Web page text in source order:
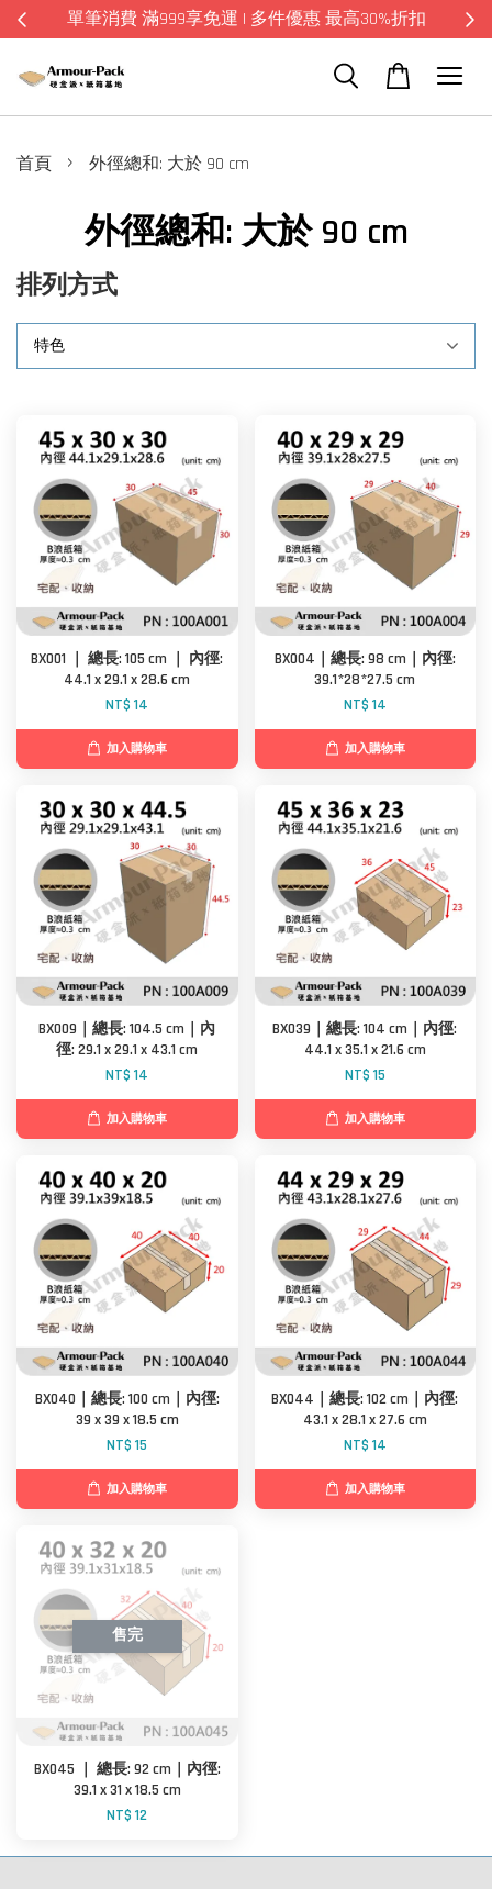
單筆消費 滿999享免運 | 多件優惠 最高30%折扣
首頁 › 外徑總和: 大於 90 cm
外徑總和: 大於 90 cm
排列方式
BX001 ｜ 總長: 105 cm ｜ 內徑:
44.1 x 29.1 x 28.6 cm
NT$ 14
加入購物車
BX004｜總長: 98 cm｜內徑:
39.1*28*27.5 cm
NT$ 14
加入購物車
BX009｜總長: 104.5 cm｜內
徑: 29.1 x 29.1 x 43.1 cm
NT$ 14
加入購物車
BX039｜總長: 104 cm｜內徑:
44.1 x 35.1 x 21.6 cm
NT$ 15
加入購物車
BX040｜總長: 100 cm｜內徑:
39 x 39 x 18.5 cm
NT$ 15
加入購物車
BX044｜總長: 102 cm｜內徑:
43.1 x 28.1 x 27.6 cm
NT$ 14
加入購物車
售完
BX045 ｜ 總長: 92 cm｜內徑:
39.1 x 31 x 18.5 cm
NT$ 12